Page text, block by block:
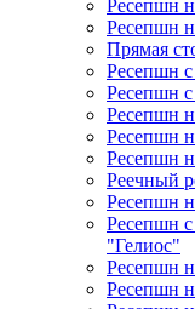
Ресепшн
Ресепшн
Прямая
Ресепшн с
Ресепшн с
Ресепшн
Ресепшн
Ресепшн
Реечный
Ресепшн
Ресепшн с
"Гелиос"
Ресепшн
Ресепшн